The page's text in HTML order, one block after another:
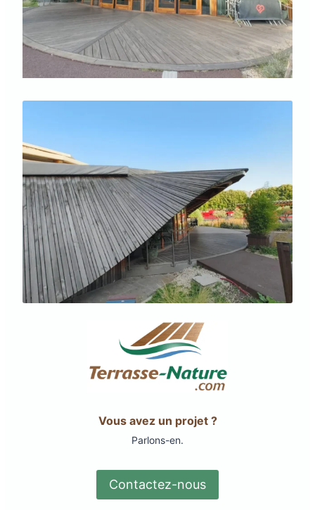
Vous avez un projet ?
Parlons-en.
Contactez-nous